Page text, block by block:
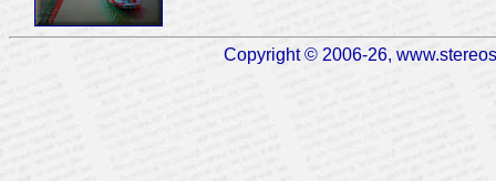
Copyright © 2006-26,